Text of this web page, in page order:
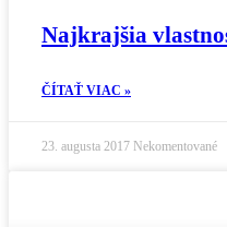
Najkrajšia
ČÍTAŤ VIAC »
23. augusta 2017 Nekomentované